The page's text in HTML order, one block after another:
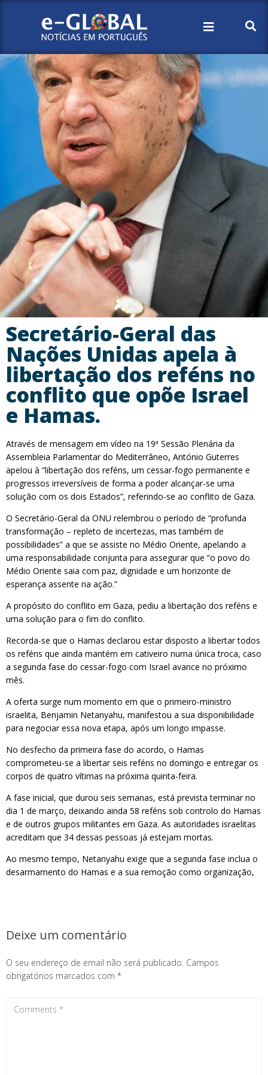
Secretário-Geral das
Nações Unidas apela à
libertação dos reféns no
conflito que opõe Israel
e Hamas.
Através de mensagem em vídeo na 19ª Sessão Plenária da
Assembleia Parlamentar do Mediterrâneo, António Guterres
apelou à “libertação dos reféns, um cessar-fogo permanente e
progressos irreversíveis de forma a poder alcançar-se uma
solução com os dois Estados”, referindo-se ao conflito de Gaza.
O Secretário-Geral da ONU relembrou o período de “profunda
transformação – repleto de incertezas, mas também de
possibilidades” a que se assiste no Médio Oriente, apelando a
uma responsabilidade conjunta para assegurar que “o povo do
Médio Oriente saia com paz, dignidade e um horizonte de
esperança assente na ação.”
A propósito do conflito em Gaza, pediu a libertação dos reféns e
uma solução para o fim do conflito.
Recorda-se que o Hamas declarou estar disposto a libertar todos
os reféns que ainda mantém em cativeiro numa única troca, caso
a segunda fase do cessar-fogo com Israel avance no próximo
mês.
A oferta surge num momento em que o primeiro-ministro
israelita, Benjamin Netanyahu, manifestou a sua disponibilidade
para negociar essa nova etapa, após um longo impasse.
No desfecho da primeira fase do acordo, o Hamas
comprometeu-se a libertar seis reféns no domingo e entregar os
corpos de quatro vítimas na próxima quinta-feira.
A fase inicial, que durou seis semanas, está prevista terminar no
dia 1 de março, deixando ainda 58 reféns sob controlo do Hamas
e de outros grupos militantes em Gaza. As autoridades israelitas
acreditam que 34 dessas pessoas já estejam mortas.
Ao mesmo tempo, Netanyahu exige que a segunda fase inclua o
desarmamento do Hamas e a sua remoção como organização,
Deixe um comentário
O seu endereço de email não será publicado. Campos
obrigatórios marcados com *